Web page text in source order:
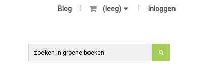
Inloggen
(leeg)
Blog